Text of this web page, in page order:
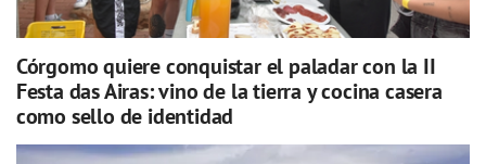
Córgomo quiere conquistar el paladar con la II
Festa das Airas: vino de la tierra y cocina casera
como sello de identidad